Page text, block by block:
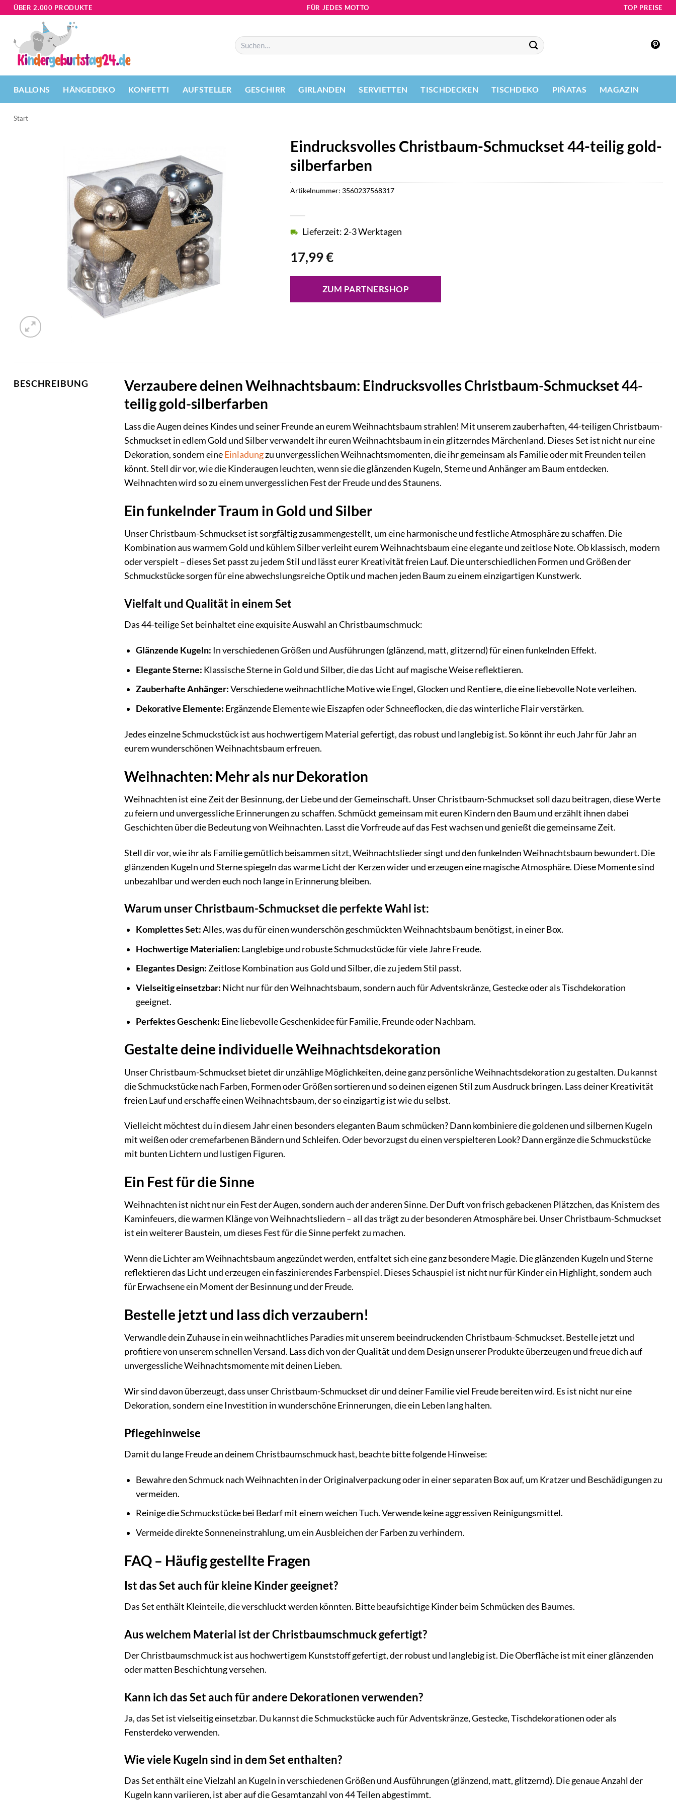
Zum
springen
ÜBER 2.000 PRODUKTE FÜR JEDES MOTTO TOP PREISE
Suchen
nach:
BALLONS HÄNGEDEKO KONFETTI AUFSTELLER GESCHIRR GIRLANDEN SERVIETTEN TISCHDECKEN TISCHDEKO PIÑATAS MAGAZIN
Start
Eindrucksvolles Christbaum-Schmuckset 44-teilig gold-
silberfarben
17,99€
Lieferzeit: 2-3 Werktagen
ZUM PARTNERSHOP
Artikelnummer: 3560237568317
BESCHREIBUNG
Verzaubere deinen Weihnachtsbaum: Eindrucksvolles Christbaum-Schmuckset 44-
teilig gold-silberfarben
Lass die Augen deines Kindes und seiner Freunde an eurem Weihnachtsbaum strahlen! Mit unserem zauberhaften, 44-teiligen Christbaum-
Schmuckset in edlem Gold und Silber verwandelt ihr euren Weihnachtsbaum in ein glitzerndes Märchenland. Dieses Set ist nicht nur eine
Dekoration, sondern eineEinladungzu unvergesslichen Weihnachtsmomenten, die ihr gemeinsam als Familie oder mit Freunden teilen
könnt. Stell dir vor, wie die Kinderaugen leuchten, wenn sie die glänzenden Kugeln, Sterne und Anhänger am Baum entdecken.
Weihnachten wird so zu einem unvergesslichen Fest der Freude und des Staunens.
Ein funkelnder Traum in Gold und Silber
Unser Christbaum-Schmuckset ist sorgfältig zusammengestellt, um eine harmonische und festliche Atmosphäre zu schaffen. Die
Kombination aus warmem Gold und kühlem Silber verleiht eurem Weihnachtsbaum eine elegante und zeitlose Note. Ob klassisch, modern
oder verspielt – dieses Set passt zu jedem Stil und lässt eurer Kreativität freien Lauf. Die unterschiedlichen Formen und Größen der
Schmuckstücke sorgen für eine abwechslungsreiche Optik und machen jeden Baum zu einem einzigartigen Kunstwerk.
Vielfalt und Qualität in einem Set
Das 44-teilige Set beinhaltet eine exquisite Auswahl an Christbaumschmuck:
Glänzende Kugeln: In verschiedenen Größen und Ausführungen (glänzend, matt, glitzernd) für einen funkelnden Effekt.
Elegante Sterne: Klassische Sterne in Gold und Silber, die das Licht auf magische Weise reflektieren.
Zauberhafte Anhänger:Verschiedene weihnachtliche Motive wie Engel, Glocken und Rentiere, die eine liebevolle Note verleihen.
Dekorative Elemente: Ergänzende Elemente wie Eiszapfen oder Schneeflocken, die das winterliche Flair verstärken.
Jedes einzelne Schmuckstück ist aus hochwertigem Material gefertigt, das robust und langlebig ist. So könnt ihr euch Jahr für Jahr an
eurem wunderschönen Weihnachtsbaum erfreuen.
Weihnachten: Mehr als nur Dekoration
Weihnachten ist eine Zeit der Besinnung, der Liebe und der Gemeinschaft. Unser Christbaum-Schmuckset soll dazu beitragen, diese Werte
zu feiern und unvergessliche Erinnerungen zu schaffen. Schmückt gemeinsam mit euren Kindern den Baum und erzählt ihnen dabei
Geschichten über die Bedeutung von Weihnachten. Lasst die Vorfreude auf das Fest wachsen und genießt die gemeinsame Zeit.
Stell dir vor, wie ihr als Familie gemütlich beisammen sitzt, Weihnachtslieder singt und den funkelnden Weihnachtsbaum bewundert. Die
glänzenden Kugeln und Sterne spiegeln das warme Licht der Kerzen wider und erzeugen eine magische Atmosphäre. Diese Momente sind
unbezahlbar und werden euch noch lange in Erinnerung bleiben.
Warum unser Christbaum-Schmuckset die perfekte Wahl ist:
Komplettes Set:Alles, was du für einen wunderschön geschmückten Weihnachtsbaum benötigst, in einer Box.
Hochwertige Materialien: Langlebige und robuste Schmuckstücke für viele Jahre Freude.
Elegantes Design:Zeitlose Kombination aus Gold und Silber, die zu jedem Stil passt.
Vielseitig einsetzbar: Nicht nur für den Weihnachtsbaum, sondern auch für Adventskränze, Gestecke oder als Tischdekoration
geeignet.
Perfektes Geschenk: Eine liebevolle Geschenkidee für Familie, Freunde oder Nachbarn.
Gestalte deine individuelle Weihnachtsdekoration
Unser Christbaum-Schmuckset bietet dir unzählige Möglichkeiten, deine ganz persönliche Weihnachtsdekoration zu gestalten. Du kannst
die Schmuckstücke nach Farben, Formen oder Größen sortieren und so deinen eigenen Stil zum Ausdruck bringen. Lass deiner Kreativität
freien Lauf und erschaffe einen Weihnachtsbaum, der so einzigartig ist wie du selbst.
Vielleicht möchtest du in diesem Jahr einen besonders eleganten Baum schmücken? Dann kombiniere die goldenen und silbernen Kugeln
mit weißen oder cremefarbenen Bändern und Schleifen. Oder bevorzugst du einen verspielteren Look? Dann ergänze die Schmuckstücke
mit bunten Lichtern und lustigen Figuren.
Ein Fest für die Sinne
Weihnachten ist nicht nur ein Fest der Augen, sondern auch der anderen Sinne. Der Duft von frisch gebackenen Plätzchen, das Knistern des
Kaminfeuers, die warmen Klänge von Weihnachtsliedern – all das trägt zu der besonderen Atmosphäre bei. Unser Christbaum-Schmuckset
ist ein weiterer Baustein, um dieses Fest für die Sinne perfekt zu machen.
Wenn die Lichter am Weihnachtsbaum angezündet werden, entfaltet sich eine ganz besondere Magie. Die glänzenden Kugeln und Sterne
reflektieren das Licht und erzeugen ein faszinierendes Farbenspiel. Dieses Schauspiel ist nicht nur für Kinder ein Highlight, sondern auch
für Erwachsene ein Moment der Besinnung und der Freude.
Bestelle jetzt und lass dich verzaubern!
Verwandle dein Zuhause in ein weihnachtliches Paradies mit unserem beeindruckenden Christbaum-Schmuckset. Bestelle jetzt und
profitiere von unserem schnellen Versand. Lass dich von der Qualität und dem Design unserer Produkte überzeugen und freue dich auf
unvergessliche Weihnachtsmomente mit deinen Lieben.
Wir sind davon überzeugt, dass unser Christbaum-Schmuckset dir und deiner Familie viel Freude bereiten wird. Es ist nicht nur eine
Dekoration, sondern eine Investition in wunderschöne Erinnerungen, die ein Leben lang halten.
Pflegehinweise
Damit du lange Freude an deinem Christbaumschmuck hast, beachte bitte folgende Hinweise:
Bewahre den Schmuck nach Weihnachten in der Originalverpackung oder in einer separaten Box auf, um Kratzer und Beschädigungen zu
vermeiden.
Reinige die Schmuckstücke bei Bedarf mit einem weichen Tuch. Verwende keine aggressiven Reinigungsmittel.
Vermeide direkte Sonneneinstrahlung, um ein Ausbleichen der Farben zu verhindern.
FAQ – Häufig gestellte Fragen
Ist das Set auch für kleine Kinder geeignet?
Das Set enthält Kleinteile, die verschluckt werden könnten. Bitte beaufsichtige Kinder beim Schmücken des Baumes.
Aus welchem Material ist der Christbaumschmuck gefertigt?
Der Christbaumschmuck ist aus hochwertigem Kunststoff gefertigt, der robust und langlebig ist. Die Oberfläche ist mit einer glänzenden
oder matten Beschichtung versehen.
Kann ich das Set auch für andere Dekorationen verwenden?
Ja, das Set ist vielseitig einsetzbar. Du kannst die Schmuckstücke auch für Adventskränze, Gestecke, Tischdekorationen oder als
Fensterdeko verwenden.
Wie viele Kugeln sind in dem Set enthalten?
Das Set enthält eine Vielzahl an Kugeln in verschiedenen Größen und Ausführungen (glänzend, matt, glitzernd). Die genaue Anzahl der
Kugeln kann variieren, ist aber auf die Gesamtanzahl von 44 Teilen abgestimmt.